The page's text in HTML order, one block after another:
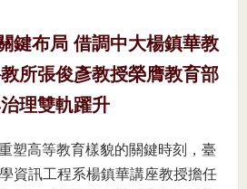
鍵布局 借調中大楊鎮華教
所張俊彥教授榮膺教育部
理雙軌躍升
塑高等教育樣貌的關鍵時刻，臺
資訊工程系楊鎮華講座教授擔任